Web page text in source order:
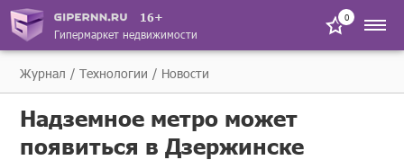
16+
Гипермаркет недвижимости
0
Журнал Технологии Новости
Надземное метро может
появиться в Дзержинске